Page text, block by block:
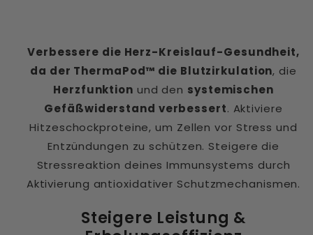
Verbessere die Herz-Kreislauf-Gesundheit,
da der ThermaPod™ die Blutzirkulation, die
Herzfunktion und den systemischen
Gefäßwiderstand verbessert. Aktiviere
Hitzeschockproteine, um Zellen vor Stress und
Entzündungen zu schützen. Steigere die
Stressreaktion deines Immunsystems durch
Aktivierung antioxidativer Schutzmechanismen.
Steigere Leistung &